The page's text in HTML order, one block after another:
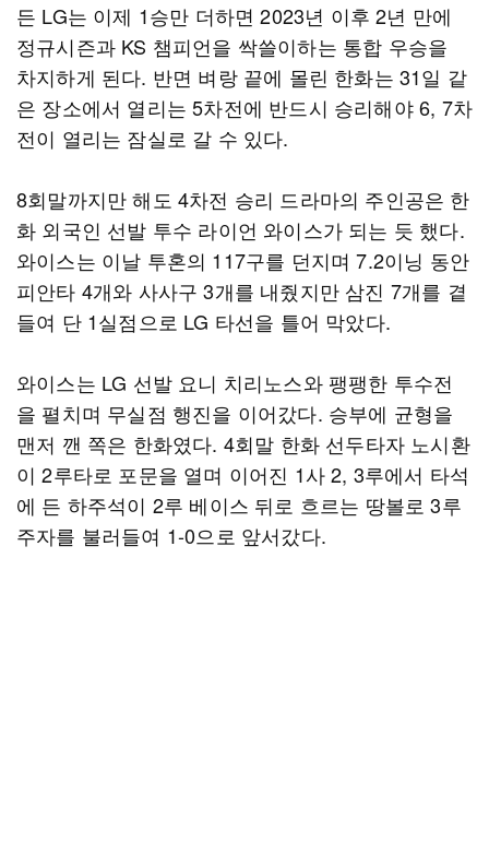
든 LG는 이제 1승만 더하면 2023년 이후 2년 만에
정규시즌과 KS 챔피언을 싹쓸이하는 통합 우승을
차지하게 된다. 반면 벼랑 끝에 몰린 한화는 31일 같
은 장소에서 열리는 5차전에 반드시 승리해야 6, 7차
전이 열리는 잠실로 갈 수 있다.
8회말까지만 해도 4차전 승리 드라마의 주인공은 한
화 외국인 선발 투수 라이언 와이스가 되는 듯 했다.
와이스는 이날 투혼의 117구를 던지며 7.2이닝 동안
피안타 4개와 사사구 3개를 내줬지만 삼진 7개를 곁
들여 단 1실점으로 LG 타선을 틀어 막았다.
와이스는 LG 선발 요니 치리노스와 팽팽한 투수전
을 펼치며 무실점 행진을 이어갔다. 승부에 균형을
맨저 깬 쪽은 한화였다. 4회말 한화 선두타자 노시환
이 2루타로 포문을 열며 이어진 1사 2, 3루에서 타석
에 든 하주석이 2루 베이스 뒤로 흐르는 땅볼로 3루
주자를 불러들여 1-0으로 앞서갔다.